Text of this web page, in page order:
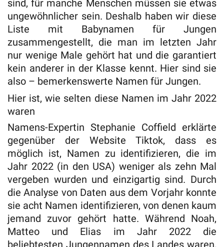
sind, für manche Menschen müssen sie etwas
ungewöhnlicher sein. Deshalb haben wir diese
Liste mit Babynamen für Jungen
zusammengestellt, die man im letzten Jahr
nur wenige Male gehört hat und die garantiert
kein anderer in der Klasse kennt. Hier sind sie
also – bemerkenswerte Namen für Jungen.
Hier ist, wie selten diese Namen im Jahr 2022
waren
Namens-Expertin Stephanie Coffield erklärte
gegenüber der Website Tiktok, dass es
möglich ist, Namen zu identifizieren, die im
Jahr 2022 (in den USA) weniger als zehn Mal
vergeben wurden und einzigartig sind. Durch
die Analyse von Daten aus dem Vorjahr konnte
sie acht Namen identifizieren, von denen kaum
jemand zuvor gehört hatte. Während Noah,
Matteo und Elias im Jahr 2022 die